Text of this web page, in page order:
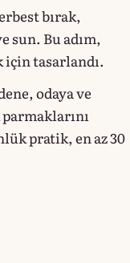
bırak,
sun. Bu adım,
için tasarlandı.
odaya ve
pratik, en az 30